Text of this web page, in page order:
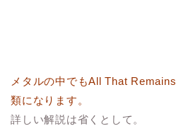
メタルの中でもAll That Remains
類になります。
詳しい解説は省くとして。